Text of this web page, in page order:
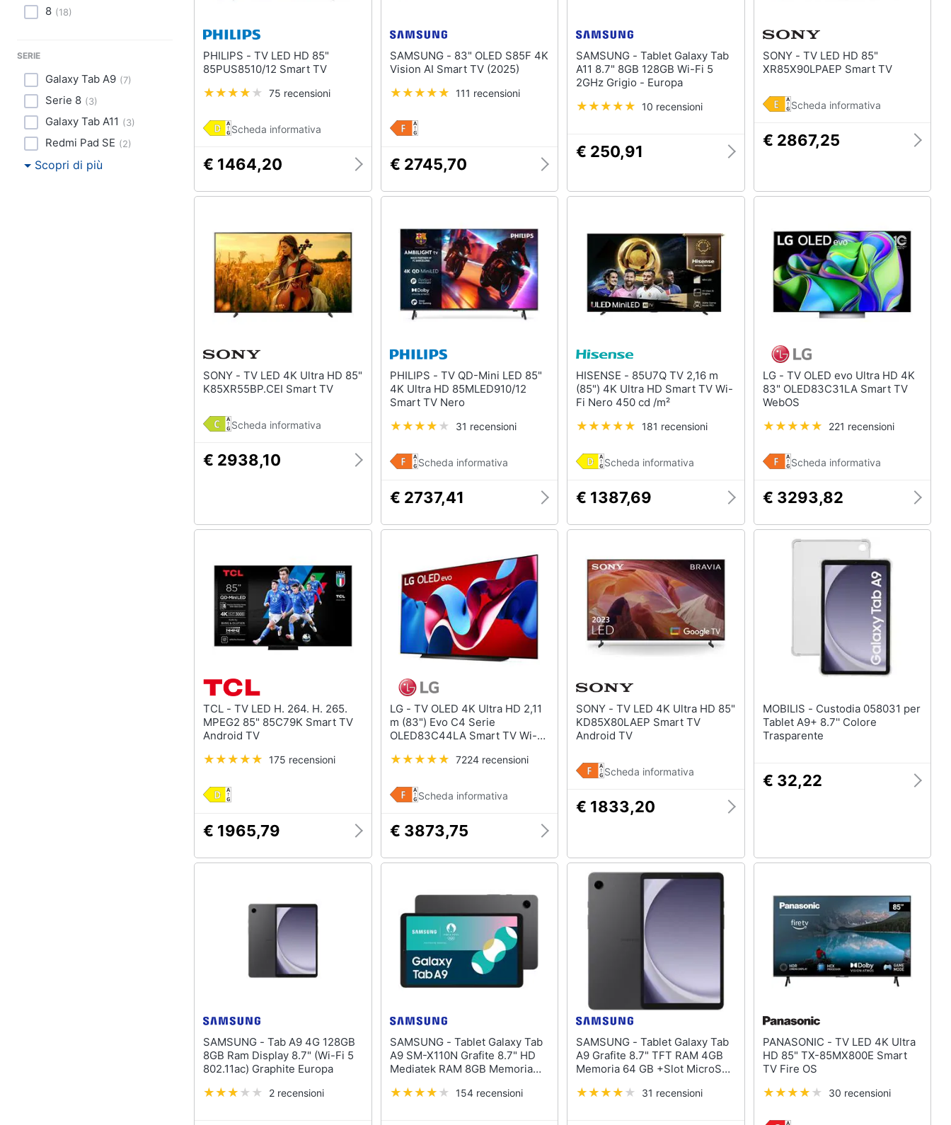
8 (18)
SERIE
Galaxy Tab A9 (7)
Serie 8 (3)
Galaxy Tab A11 (3)
Redmi Pad SE (2)
Scopri di più
PHILIPS - TV LED HD 85"
85PUS8510/12 Smart TV
75 recensioni
Scheda informativa
€ 1464,20
SAMSUNG - 83" OLED S85F 4K
Vision AI Smart TV (2025)
111 recensioni
€ 2745,70
SAMSUNG - Tablet Galaxy Tab
A11 8.7" 8GB 128GB Wi-Fi 5
2GHz Grigio - Europa
10 recensioni
€ 250,91
SONY - TV LED HD 85"
XR85X90LPAEP Smart TV
Scheda informativa
€ 2867,25
SONY - TV LED 4K Ultra HD 85"
K85XR55BP.CEI Smart TV
Scheda informativa
€ 2938,10
PHILIPS - TV QD-Mini LED 85"
4K Ultra HD 85MLED910/12
Smart TV Nero
31 recensioni
Scheda informativa
€ 2737,41
HISENSE - 85U7Q TV 2,16 m
(85") 4K Ultra HD Smart TV Wi-
Fi Nero 450 cd /m²
181 recensioni
Scheda informativa
€ 1387,69
LG - TV OLED evo Ultra HD 4K
83" OLED83C31LA Smart TV
WebOS
221 recensioni
Scheda informativa
€ 3293,82
TCL - TV LED H. 264. H. 265.
MPEG2 85" 85C79K Smart TV
Android TV
175 recensioni
€ 1965,79
LG - TV OLED 4K Ultra HD 2,11
m (83") Evo C4 Serie
OLED83C44LA Smart TV Wi-Fi
7224 recensioni
Scheda informativa
€ 3873,75
SONY - TV LED 4K Ultra HD 85"
KD85X80LAEP Smart TV
Android TV
Scheda informativa
€ 1833,20
MOBILIS - Custodia 058031 per
Tablet A9+ 8.7'' Colore
Trasparente
€ 32,22
SAMSUNG - Tab A9 4G 128GB
8GB Ram Display 8.7" (Wi-Fi 5
802.11ac) Graphite Europa
2 recensioni
SAMSUNG - Tablet Galaxy Tab
A9 SM-X110N Grafite 8.7" HD
Mediatek RAM 8GB Memoria
eMMC Wi-Fi Fotocamera 8Mpx
154 recensioni
SAMSUNG - Tablet Galaxy Tab
A9 Grafite 8.7" TFT RAM 4GB
Memoria 64 GB +Slot MicroSD
Android - Europa31 recensioni
PANASONIC - TV LED 4K Ultra
HD 85" TX-85MX800E Smart
TV Fire OS
30 recensioni